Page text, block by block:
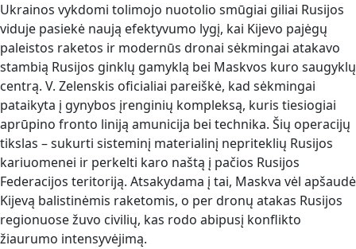
Ukrainos vykdomi tolimojo nuotolio smūgiai giliai Rusijos
viduje pasiekė naują efektyvumo lygį, kai Kijevo pajėgų
paleistos raketos ir modernūs dronai sėkmingai atakavo
stambią Rusijos ginklų gamyklą bei Maskvos kuro saugyklų
centrą. V. Zelenskis oficialiai pareiškė, kad sėkmingai
pataikyta į gynybos įrenginių kompleksą, kuris tiesiogiai
aprūpino fronto liniją amunicija bei technika. Šių operacijų
tikslas – sukurti sisteminį materialinį nepriteklių Rusijos
kariuomenei ir perkelti karo naštą į pačios Rusijos
Federacijos teritoriją. Atsakydama į tai, Maskva vėl apšaudė
Kijevą balistinėmis raketomis, o per dronų atakas Rusijos
regionuose žuvo civilių, kas rodo abipusį konflikto
žiaurumo intensyvėjimą.